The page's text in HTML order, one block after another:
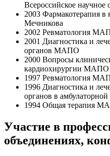
Всероссийское научное
2003 Фармакотерапия
Мечникова
2002 Ревматология
2001 Диагностика и
органов МАПО
2000 Вопросы
кардиохирургии МАПО
1997 Ревматология
1996 Диагностика и
органов в
1994 Общая терапия
Участие в
объединениях,